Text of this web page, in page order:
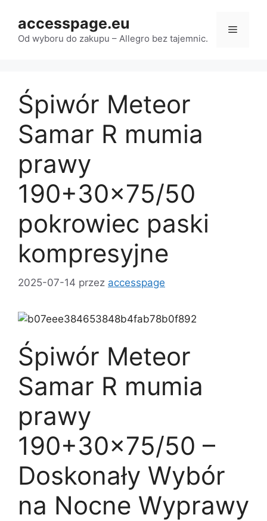
treści
accesspage.eu
Od wyboru do zakupu – Allegro bez tajemnic.
Menu
Śpiwór Meteor
Samar R mumia
prawy
190+30×75/50
pokrowiec paski
kompresyjne
2025-07-14 przez accesspage
Śpiwór Meteor
Samar R mumia
prawy
190+30×75/50 –
Doskonały Wybór
na Nocne Wyprawy